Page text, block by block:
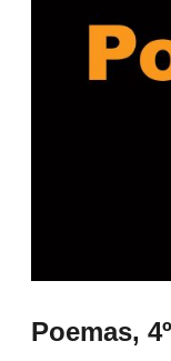
Poemas,